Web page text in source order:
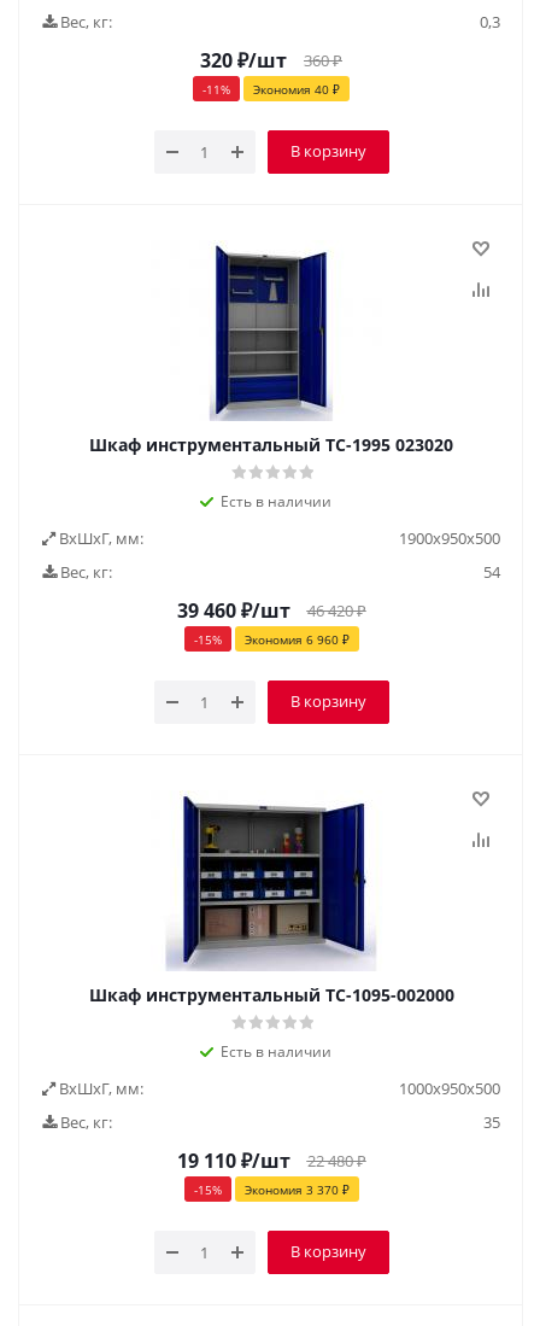
Вес, кг:
0,3
320₽/шт 360₽
-11% Экономия 40 ₽
В корзину
Шкаф инструментальный TC-1995 023020
Есть в наличии
ВxШxГ, мм:
1900х950х500
Вес, кг:
54
39 460₽/шт 46 420₽
-15% Экономия 6 960₽
В корзину
Шкаф инструментальный TC-1095-002000
Есть в наличии
ВxШxГ, мм:
1000х950х500
Вес, кг:
35
19 110₽/шт 22 480₽
-15% Экономия 3 370₽
В корзину